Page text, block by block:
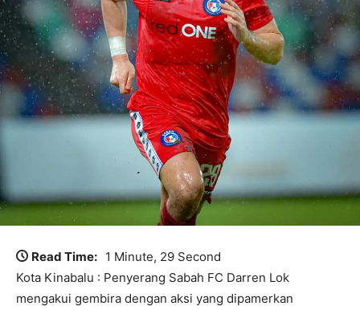
Read Time: 1 Minute, 29 Second
Kota Kinabalu : Penyerang Sabah FC Darren Lok
mengakui gembira dengan aksi yang dipamerkan